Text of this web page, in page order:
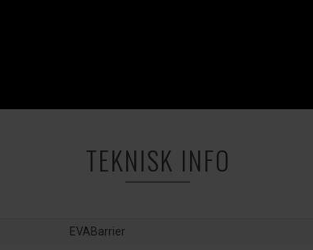
TEKNISK INFO
EVABarrier